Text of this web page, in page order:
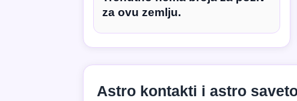
za ovu zemlju.
Astro kontakti i astro